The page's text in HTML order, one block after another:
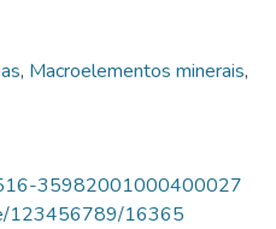
, Macroelementos minerais,
35982001000400027
123456789/16365